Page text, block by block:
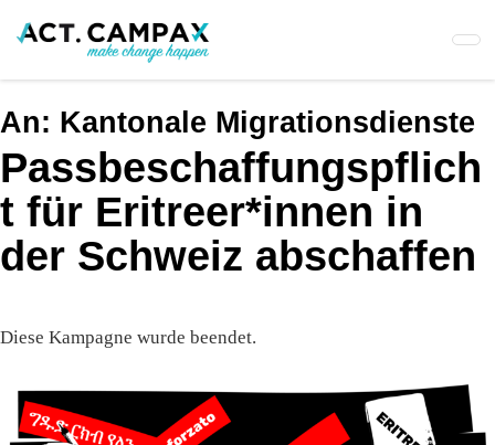
An: Kantonale Migrationsdienste
Passbeschaffungspflich
t für Eritreer*innen in
der Schweiz abschaffen
Diese Kampagne wurde beendet.